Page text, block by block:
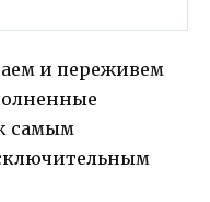
и переживем
самым